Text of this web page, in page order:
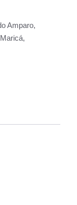
Amparo,